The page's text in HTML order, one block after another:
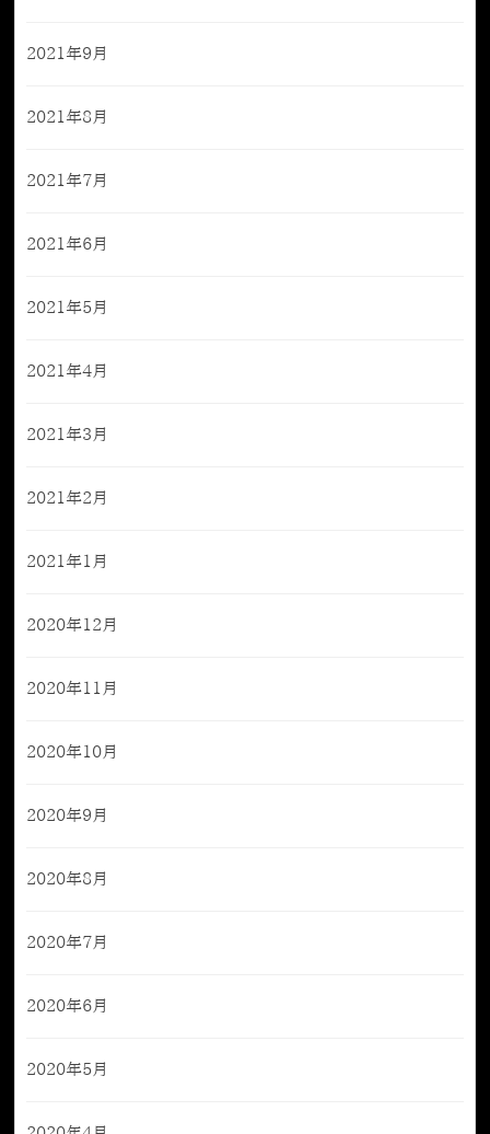
2021年9月
2021年8月
2021年7月
2021年6月
2021年5月
2021年4月
2021年3月
2021年2月
2021年1月
2020年12月
2020年11月
2020年10月
2020年9月
2020年8月
2020年7月
2020年6月
2020年5月